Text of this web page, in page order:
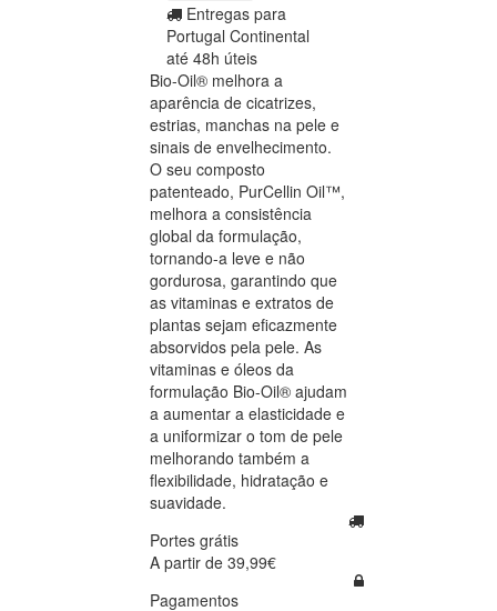
Entregas para
Portugal Continental
até 48h úteis
Bio-Oil® melhora a
aparência de cicatrizes,
estrias, manchas na pele e
sinais de envelhecimento.
O seu composto
patenteado, PurCellin Oil™,
melhora a consistência
global da formulação,
tornando-a leve e não
gordurosa, garantindo que
as vitaminas e extratos de
plantas sejam eficazmente
absorvidos pela pele. As
vitaminas e óleos da
formulação Bio-Oil® ajudam
a aumentar a elasticidade e
a uniformizar o tom de pele
melhorando também a
flexibilidade, hidratação e
suavidade.
Portes grátis
A partir de 39,99€
Pagamentos